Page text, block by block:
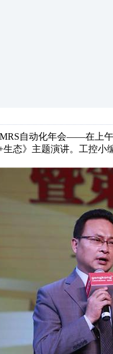
自动化年会——在上午
态》主题演讲。工控小